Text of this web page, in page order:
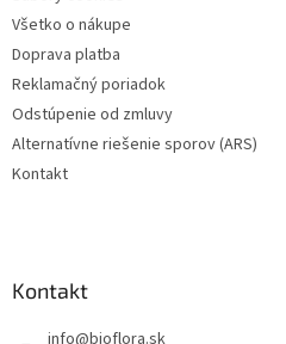
Všetko o nákupe
Doprava platba
Reklamačný poriadok
Odstúpenie od zmluvy
Alternatívne riešenie sporov (ARS)
Kontakt
Kontakt
info@bioflora.sk